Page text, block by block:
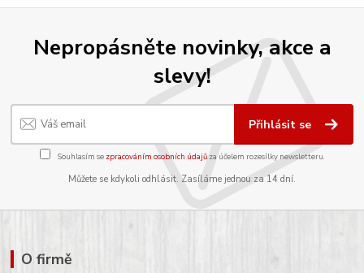
Nepropásněte novinky, akce a
slevy!
Přihlásit se
Souhlasím se zpracováním osobních údajůza účelem rozesílky newsletteru.
Můžete se kdykoli odhlásit. Zasíláme jednou za 14 dní.
O firmě